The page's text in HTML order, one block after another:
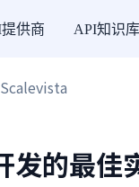
供商 API知识库
的最佳